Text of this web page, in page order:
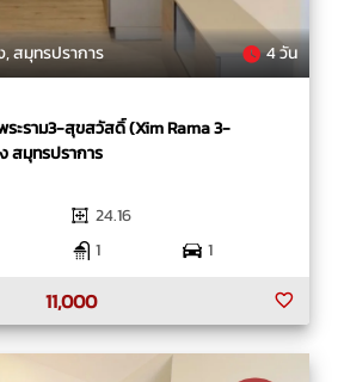
สมุทรปราการ 4 วัน
ระราม3-สุขสวัสดิ์ (Xim Rama 3-
สมุทรปราการ
24.16
1
1
11,000